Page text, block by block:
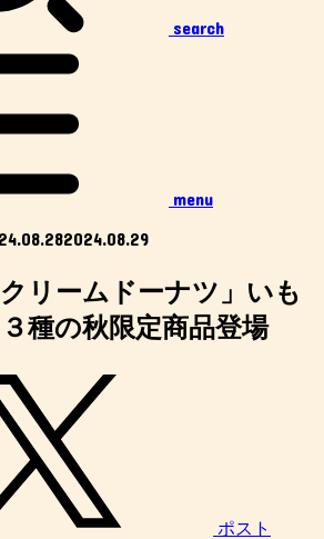
search
menu
2024.08.29
リームドーナツ」いも
種の秋限定商品登場
ポスト